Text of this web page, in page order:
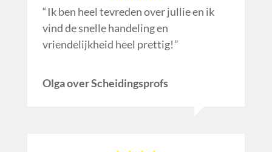
Ik ben heel tevreden over jullie en ik
vind de snelle handeling en
vriendelijkheid heel prettig!
Olga over Scheidingsprofs